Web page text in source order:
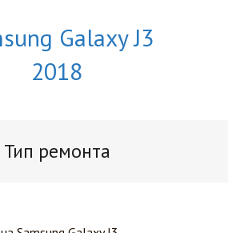
Galaxy J3
2018
Тип ремонта